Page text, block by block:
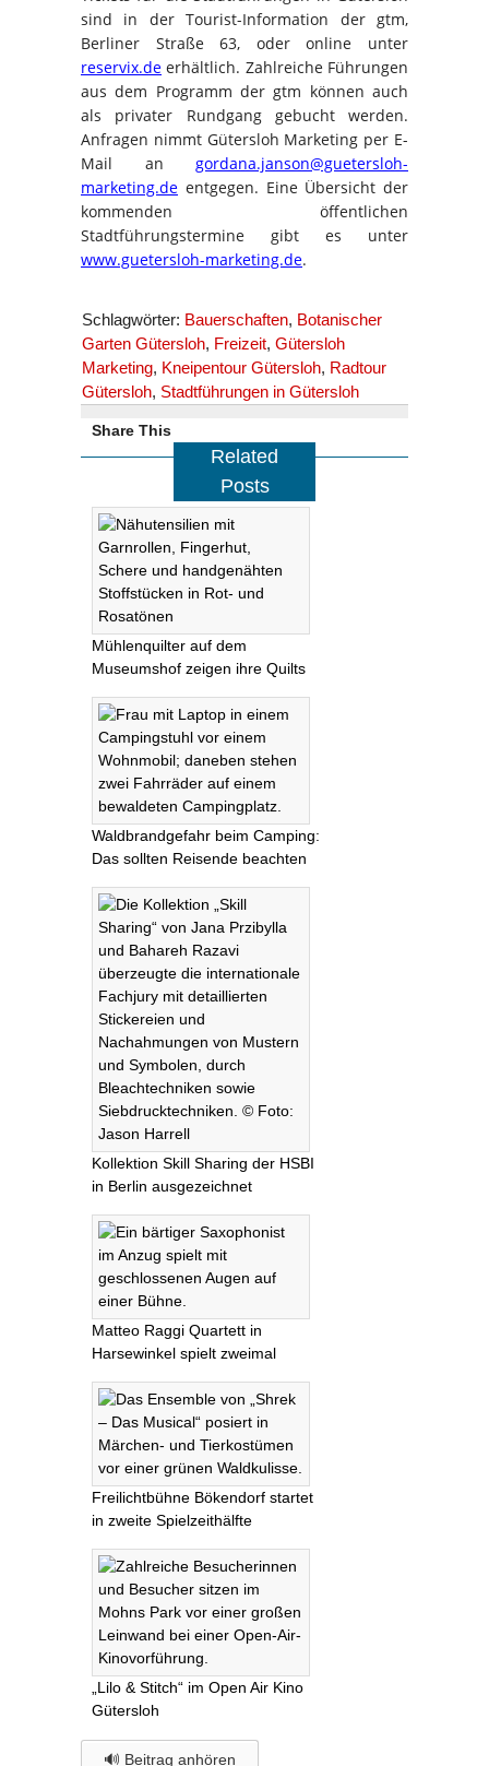
sind in der Tourist-Information der gtm,
Berliner Straße 63, oder online unter
reservix.de erhältlich. Zahlreiche Führungen
aus dem Programm der gtm können auch
als privater Rundgang gebucht werden.
Anfragen nimmt Gütersloh Marketing per E-
Mail an gordana.janson@guetersloh-
marketing.de entgegen. Eine Übersicht der
kommenden öffentlichen
Stadtführungstermine gibt es unter
www.guetersloh-marketing.de.
Schlagwörter: Bauerschaften, Botanischer
Garten Gütersloh, Freizeit, Gütersloh
Marketing, Kneipentour Gütersloh, Radtour
Gütersloh, Stadtführungen in Gütersloh
Share This
Related
Posts
Mühlenquilter auf dem
Museumshof zeigen ihre Quilts
Waldbrandgefahr beim Camping:
Das sollten Reisende beachten
Kollektion Skill Sharing der HSBI
in Berlin ausgezeichnet
Matteo Raggi Quartett in
Harsewinkel spielt zweimal
Freilichtbühne Bökendorf startet
in zweite Spielzeithälfte
„Lilo & Stitch“ im Open Air Kino
Gütersloh
🔊 Beitrag anhören